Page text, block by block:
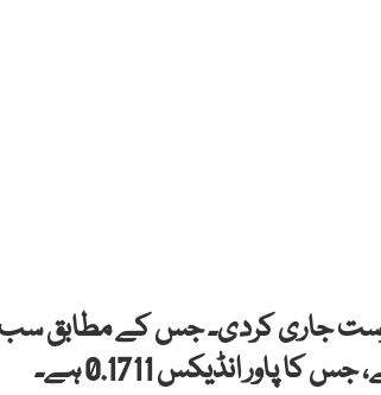
جاری کردی۔جس کے مطابق
انڈیکس 0.1711 ہے۔